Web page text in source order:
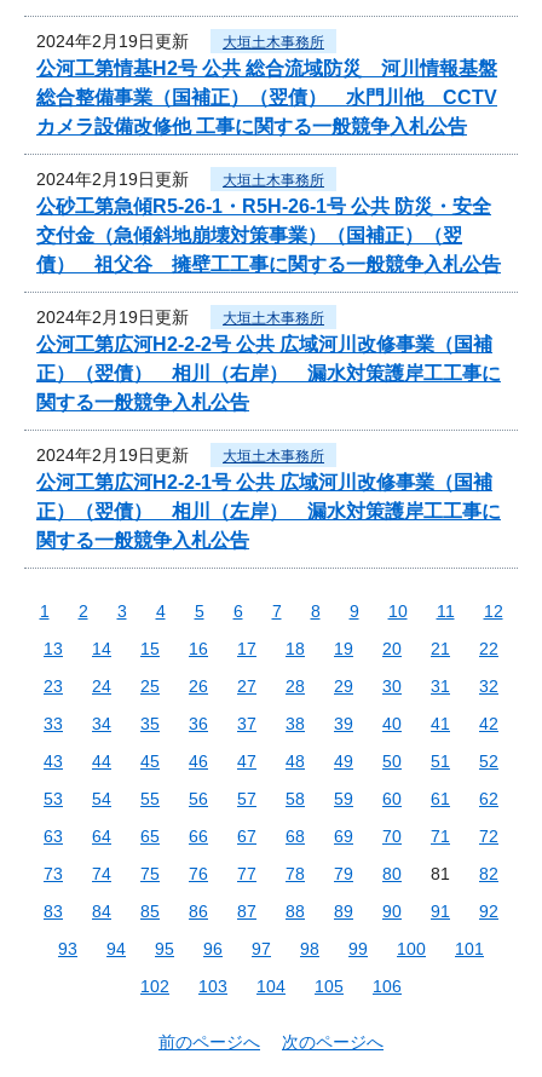
2024年2月19日更新 大垣土木事務所
公河工第情基H2号 公共 総合流域防災 河川情報基盤
総合整備事業（国補正）（翌債） 水門川他 CCTV
カメラ設備改修他 工事に関する一般競争入札公告
2024年2月19日更新 大垣土木事務所
公砂工第急傾R5-26-1・R5H-26-1号 公共 防災・安全
交付金（急傾斜地崩壊対策事業）（国補正）（翌
債） 祖父谷 擁壁工工事に関する一般競争入札公告
2024年2月19日更新 大垣土木事務所
公河工第広河H2-2-2号 公共 広域河川改修事業（国補
正）（翌債） 相川（右岸） 漏水対策護岸工工事に
関する一般競争入札公告
2024年2月19日更新 大垣土木事務所
公河工第広河H2-2-1号 公共 広域河川改修事業（国補
正）（翌債） 相川（左岸） 漏水対策護岸工工事に
関する一般競争入札公告
1 2 3 4 5 6 7 8 9 10 11
12
13
14 15 16 17 18 19 20 21
22
23
24 25 26 27 28 29 30 31
32
33
34 35 36 37 38 39 40 41
42
43
44 45 46 47 48 49 50 51
52
53
54 55 56 57 58 59 60 61
62
63
64 65 66 67 68 69 70 71
72
73
74 75 76 77 78 79 80 81
82
83
84 85 86 87 88 89 90 91
92
93
94 95 96 97 98 99 100
101
102
103 104 105 106
前のページへ 次のページへ